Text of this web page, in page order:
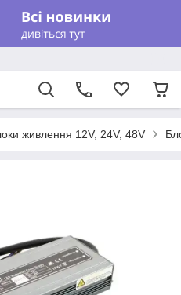
живлення 12V, 24V, 48V